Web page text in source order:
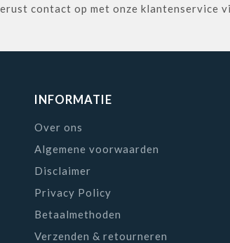
contact op met onze klantenservice
INFORMATIE
Over ons
Algemene voorwaarden
Disclaimer
Privacy Policy
Betaalmethoden
Verzenden & retourneren